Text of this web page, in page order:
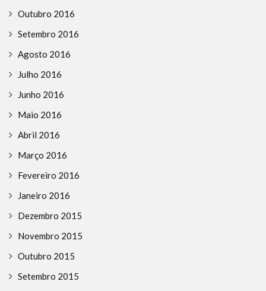
Outubro 2016
Setembro 2016
Agosto 2016
Julho 2016
Junho 2016
Maio 2016
Abril 2016
Março 2016
Fevereiro 2016
Janeiro 2016
Dezembro 2015
Novembro 2015
Outubro 2015
Setembro 2015